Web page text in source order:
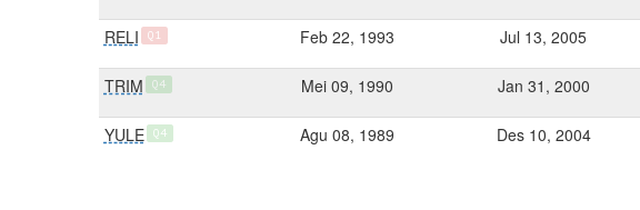
RELI Q1 Feb 22, 1993 Jul 13, 2005
TRIM Q4 Mei 09, 1990 Jan 31, 2000
YULE Q4 Agu 08, 1989 Des 10, 2004